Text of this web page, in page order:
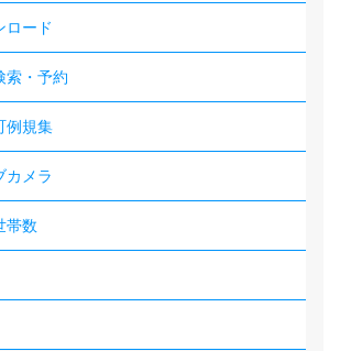
ロード
索・予約
例規集
カメラ
帯数